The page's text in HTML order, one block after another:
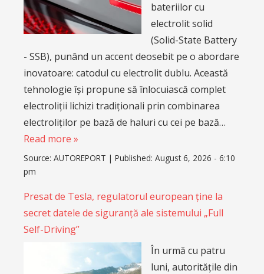
bateriilor cu
electrolit solid
(Solid-State Battery
- SSB), punând un accent deosebit pe o abordare
inovatoare: catodul cu electrolit dublu. Această
tehnologie își propune să înlocuiască complet
electroliții lichizi tradiționali prin combinarea
electroliților pe bază de haluri cu cei pe bază…
Read more »
Source: AUTOREPORT | Published: August 6, 2026 - 6:10
pm
Presat de Tesla, regulatorul european ține la
secret datele de siguranță ale sistemului „Full
Self-Driving”
În urmă cu patru
luni, autoritățile din